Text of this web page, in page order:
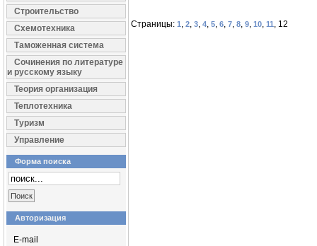
Строительство
Схемотехника
Таможенная система
Сочинения по литературе
и русскому языку
Теория организация
Теплотехника
Туризм
Управление
Форма поиска
Авторизация
E-mail
Страницы: 1, 2, 3, 4, 5, 6, 7, 8, 9, 10, 11, 12